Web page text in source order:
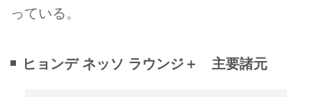
っている。
ヒョンデ ネッソ ラウンジ＋ 主要諸元